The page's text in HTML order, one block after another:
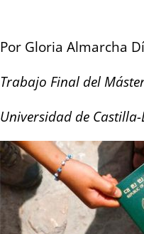
Por Gloria Almarcha
Trabajo Final del
Universidad de